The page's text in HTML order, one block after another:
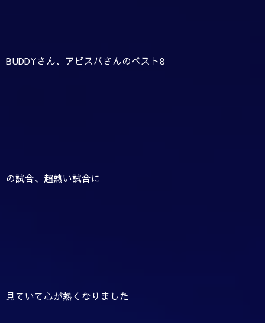
BUDDYさん、アビスパさんのベスト8
の試合、超熱い試合に
見ていて心が熱くなりました